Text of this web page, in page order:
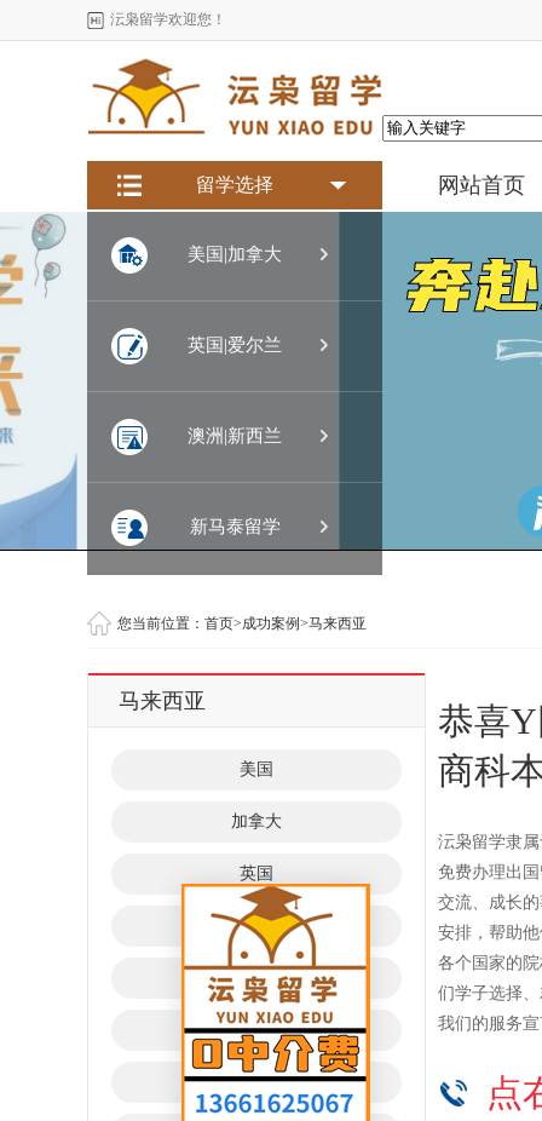
沄枭留学欢迎您！
网站首页
留学选择
美国|加拿大 
英国|爱尔兰 
澳洲|新西兰 
新马泰留学 
您当前位置： 首页>成功案例>马来西亚
马来西亚
美国
加拿大
英国
澳大利亚
新西兰
爱尔兰
新加坡
恭喜
商科
沄枭留学隶
免费办理出
交流、成长
安排，帮助
各个国家的
们学子选择
我们的服务
点